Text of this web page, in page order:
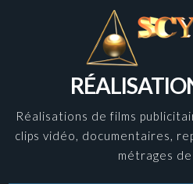
Réalisations de films
clips vidéo, documentaires,
métrages